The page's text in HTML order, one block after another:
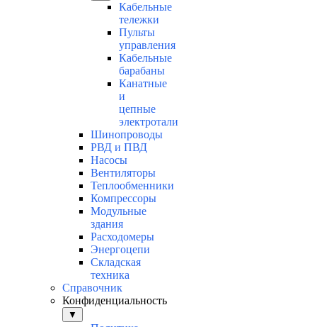
Кабельные
тележки
Пульты
управления
Кабельные
барабаны
Канатные
и
цепные
электротали
Шинопроводы
РВД и ПВД
Насосы
Вентиляторы
Теплообменники
Компрессоры
Модульные
здания
Расходомеры
Энергоцепи
Складская
техника
Справочник
Конфиденциальность
▼